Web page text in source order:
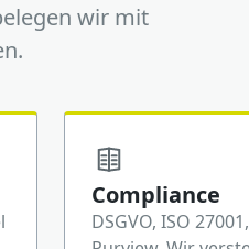
wir mit
Compliance
DSGVO, ISO